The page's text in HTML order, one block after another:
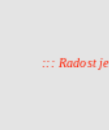
::: Radost je ono